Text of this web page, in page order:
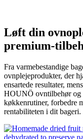
Løft din
premium-
Fra varmebestandige
ovnplejeprodukter, der
ensartede resultater,
HOUNÖ ovntilbehør og
køkkenrutiner, forbedre
rentabiliteten i dit bageri.